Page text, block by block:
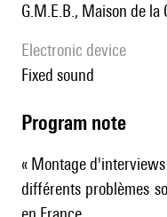
G.M.E.B., Maison de
Electronic device
fixed sound
Program note
« Montage
différents problèmes